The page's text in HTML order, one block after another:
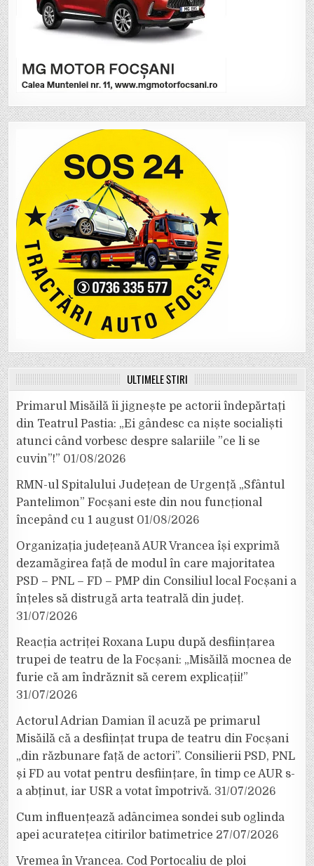
ULTIMELE ȘTIRI
Primarul Misăilă îi jignește pe actorii îndepărtați
din Teatrul Pastia: „Ei gândesc ca niște socialiști
atunci când vorbesc despre salariile ”ce li se
cuvin”!” 01/08/2026
RMN-ul Spitalului Județean de Urgență „Sfântul
Pantelimon” Focșani este din nou funcțional
începând cu 1 august 01/08/2026
Organizația județeană AUR Vrancea își exprimă
dezamăgirea față de modul în care majoritatea
PSD – PNL – FD – PMP din Consiliul local Focșani a
înțeles să distrugă arta teatrală din județ.
31/07/2026
Reacția actriței Roxana Lupu după desființarea
trupei de teatru de la Focșani: „Misăilă mocnea de
furie că am îndrăznit să cerem explicații!”
31/07/2026
Actorul Adrian Damian îl acuză pe primarul
Misăilă că a desființat trupa de teatru din Focșani
„din răzbunare față de actori”. Consilierii PSD, PNL
și FD au votat pentru desființare, în timp ce AUR s-
a abținut, iar USR a votat împotrivă. 31/07/2026
Cum influențează adâncimea sondei sub oglinda
apei acuratețea citirilor batimetrice 27/07/2026
Vremea în Vrancea. Cod Portocaliu de ploi